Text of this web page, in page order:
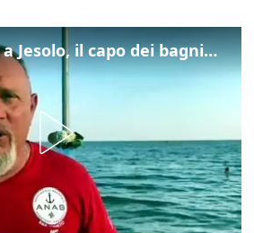
Tuffi dai pontili a Jesolo, il capo dei bagnini: "L'impegno di tutti per evitare altre tragedie"